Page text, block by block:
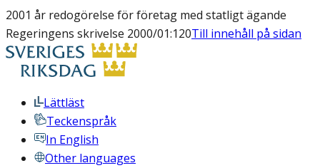
2001 år redogörelse för företag med statligt ägande
Regeringens skrivelse 2000/01:120Till innehåll på sidan
Lättläst
Teckenspråk
In English
Other languages